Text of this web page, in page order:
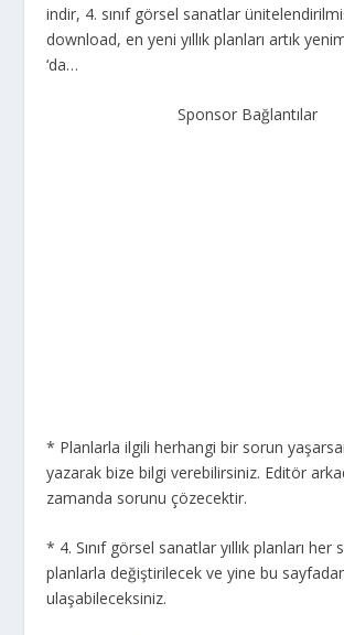
indir, 4. sınıf görsel sanatlar
download, en yeni yıllık planları artık
‘da…
Sponsor Bağlantılar
* Planlarla ilgili herhangi bir sorun
yazarak bize bilgi verebilirsiniz. Editör
zamanda sorunu çözecektir.
* 4. Sınıf görsel sanatlar yıllık planları her
planlarla değiştirilecek ve yine bu
ulaşabileceksiniz.